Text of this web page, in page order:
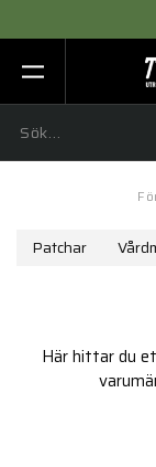
Patchar
Här hittar du